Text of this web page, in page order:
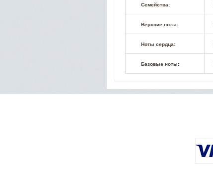
Семейства:
Верхние ноты:
Ноты сердца:
Базовые ноты: